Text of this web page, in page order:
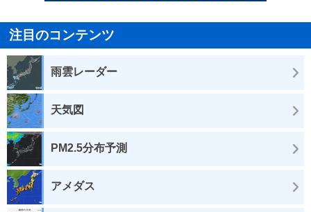
注目のコンテンツ
雨雲レーダー
天気図
PM2.5分布予測
アメダス